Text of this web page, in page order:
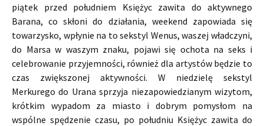
piątek przed południem Księżyc zawita do aktywnego
Barana, co skłoni do działania, weekend zapowiada się
towarzysko, wpłynie na to sekstyl Wenus, waszej władczyni,
do Marsa w waszym znaku, pojawi się ochota na seks i
celebrowanie przyjemności, również dla artystów będzie to
czas zwiększonej aktywności. W niedzielę sekstyl
Merkurego do Urana sprzyja niezapowiedzianym wizytom,
krótkim wypadom za miasto i dobrym pomysłom na
wspólne spędzenie czasu, po południu Księżyc zawita do